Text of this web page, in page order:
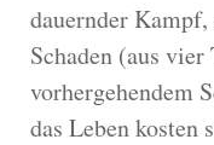
dauernder
Schaden (aus
vorhergehendem
das Leben kosten